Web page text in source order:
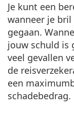
Je kunt een
wanneer je
gegaan.
jouw schuld is
veel gevallen
de
een
schadebedrag.